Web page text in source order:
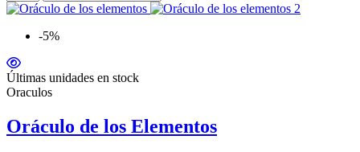
-5%
Últimas unidades en stock
Oraculos
Oráculo de los Elementos